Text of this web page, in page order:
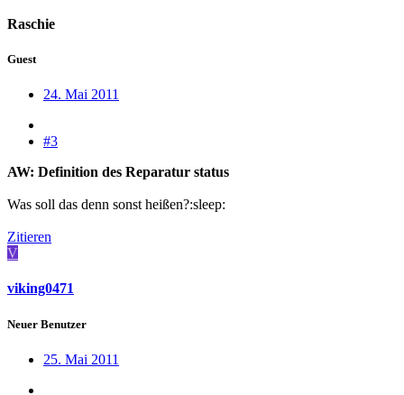
Raschie
Guest
24. Mai 2011
#3
AW: Definition des Reparatur status
Was soll das denn sonst heißen?:sleep:
Zitieren
V
viking0471
Neuer Benutzer
25. Mai 2011